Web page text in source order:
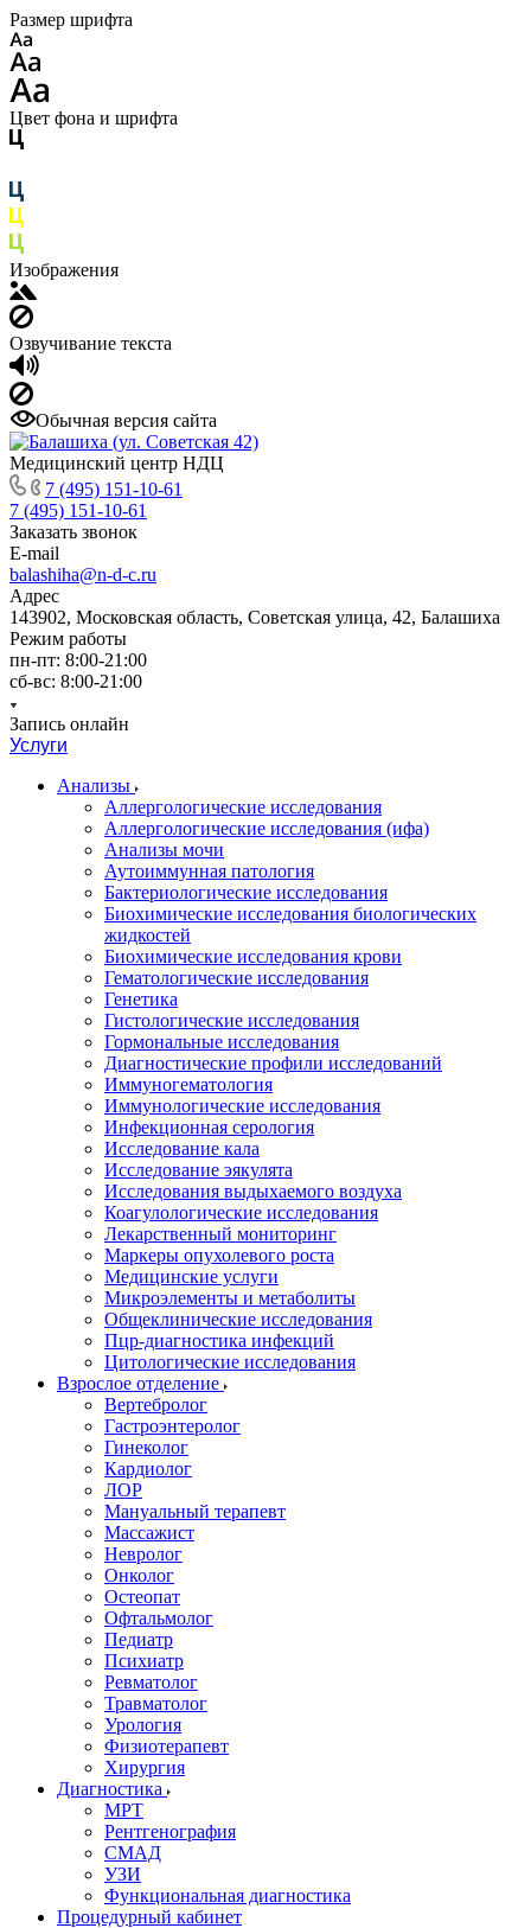
Размер шрифта
Цвет фона и шрифта
Изображения
Озвучивание текста
Обычная версия сайта
Медицинский центр НДЦ
7 (495) 151-10-61
7 (495) 151-10-61
Заказать звонок
E-mail
balashiha@n-d-c.ru
Адрес
143902, Московская область, Советская улица, 42, Балашиха
Режим работы
пн-пт: 8:00-21:00
сб-вс: 8:00-21:00
Запись онлайн
Услуги
Анализы
Аллергологические исследования
Аллергологические исследования (ифа)
Анализы мочи
Аутоиммунная патология
Бактериологические исследования
Биохимические исследования биологических
жидкостей
Биохимические исследования крови
Гематологические исследования
Генетика
Гистологические исследования
Гормональные исследования
Диагностические профили исследований
Иммуногематология
Иммунологические исследования
Инфекционная серология
Исследование кала
Исследование эякулята
Исследования выдыхаемого воздуха
Коагулологические исследования
Лекарственный мониторинг
Маркеры опухолевого роста
Медицинские услуги
Микроэлементы и метаболиты
Общеклинические исследования
Пцр-диагностика инфекций
Цитологические исследования
Взрослое отделение
Вертебролог
Гастроэнтеролог
Гинеколог
Кардиолог
ЛОР
Мануальный терапевт
Массажист
Невролог
Онколог
Остеопат
Офтальмолог
Педиатр
Психиатр
Ревматолог
Травматолог
Урология
Физиотерапевт
Хирургия
Диагностика
МРТ
Рентгенография
СМАД
УЗИ
Функциональная диагностика
Процедурный кабинет